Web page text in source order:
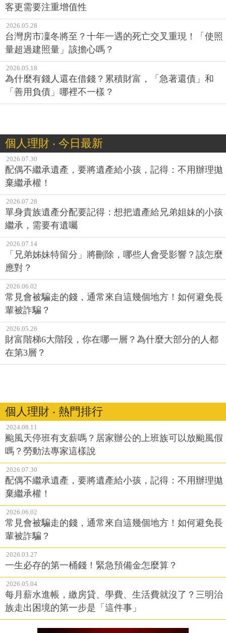
客更需要注重增值性
2026.05.28
台灣房市凜冬將至？十年一遇的死亡交叉重現！「使照
量超過建照量」該擔心嗎？
2026.05.18
為什麼有錢人還在借錢？累積財富，「急著還債」和
「善用負債」哪裡不一樣？
個人理財 ‧ 今日最新
2026.07.30
配偶不繼承遺產，要將遺產給小孩，記得：不用辦理拋
棄繼承權！
2026.07.28
單身貴族遺產分配要記得：想把遺產給兄弟姐妹的小孩
繼承，需要有遺囑
2026.07.14
「兄弟姊妹特留分」將刪除，哪些人會受影響？該怎麼
應對？
2026.06.02
常見會被騙走的錢，通常來自這幾個地方！如何避免長
輩被詐騙？
2026.05.26
財富階梯6大階段，你在哪一層？為什麼大部分的人都
在第3層？
個人理財 ‧ 熱門排行
2024.08.11
颱風天停班有支薪嗎？居家辦公的上班族可以放颱風假
嗎？勞動法專家這樣說
2026.07.30
配偶不繼承遺產，要將遺產給小孩，記得：不用辦理拋
棄繼承權！
2026.06.02
常見會被騙走的錢，通常來自這幾個地方！如何避免長
輩被詐騙？
2026.03.27
一生必存的第一桶錢！緊急預備金怎麼算？
2026.05.04
每月薪水進帳，繳房貸、學費、生活費就沒了？三明治
族走出困境的第一步是「這件事」